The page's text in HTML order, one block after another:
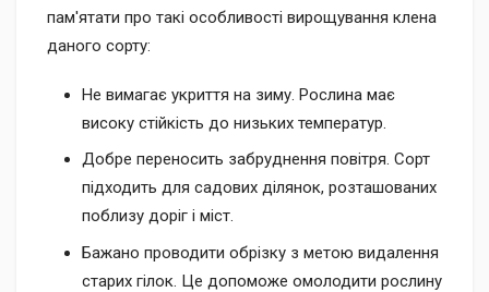
пам'ятати про такі особливості вирощування клена
даного сорту:
Не вимагає укриття на зиму. Рослина має
високу стійкість до низьких температур.
Добре переносить забруднення повітря. Сорт
підходить для садових ділянок, розташованих
поблизу доріг і міст.
Бажано проводити обрізку з метою видалення
старих гілок. Це допоможе омолодити рослину